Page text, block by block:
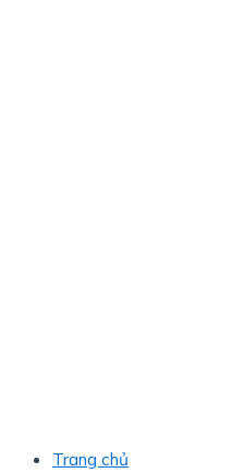
Trang chủ